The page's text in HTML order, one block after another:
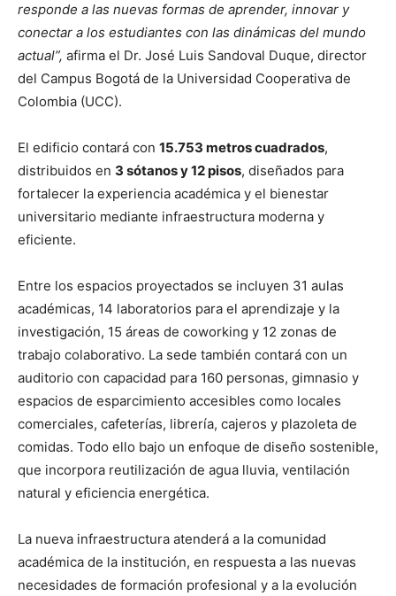
responde a las nuevas formas de aprender, innovar y
conectar a los estudiantes con las dinámicas del mundo
actual”, afirma el Dr. José Luis Sandoval Duque, director
del Campus Bogotá de la Universidad Cooperativa de
Colombia (UCC).
El edificio contará con 15.753 metros cuadrados,
distribuidos en 3 sótanos y 12 pisos, diseñados para
fortalecer la experiencia académica y el bienestar
universitario mediante infraestructura moderna y
eficiente.
Entre los espacios proyectados se incluyen 31 aulas
académicas, 14 laboratorios para el aprendizaje y la
investigación, 15 áreas de coworking y 12 zonas de
trabajo colaborativo. La sede también contará con un
auditorio con capacidad para 160 personas, gimnasio y
espacios de esparcimiento accesibles como locales
comerciales, cafeterías, librería, cajeros y plazoleta de
comidas. Todo ello bajo un enfoque de diseño sostenible,
que incorpora reutilización de agua lluvia, ventilación
natural y eficiencia energética.
La nueva infraestructura atenderá a la comunidad
académica de la institución, en respuesta a las nuevas
necesidades de formación profesional y a la evolución